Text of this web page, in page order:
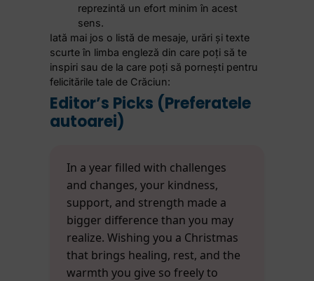
reprezintă un efort minim în acest
sens.
Iată mai jos o listă de mesaje, urări și texte
scurte în limba engleză din care poți să te
inspiri sau de la care poți să pornești pentru
felicitările tale de Crăciun:
Editor’s Picks (Preferatele
autoarei)
In a year filled with challenges
and changes, your kindness,
support, and strength made a
bigger difference than you may
realize. Wishing you a Christmas
that brings healing, rest, and the
warmth you give so freely to